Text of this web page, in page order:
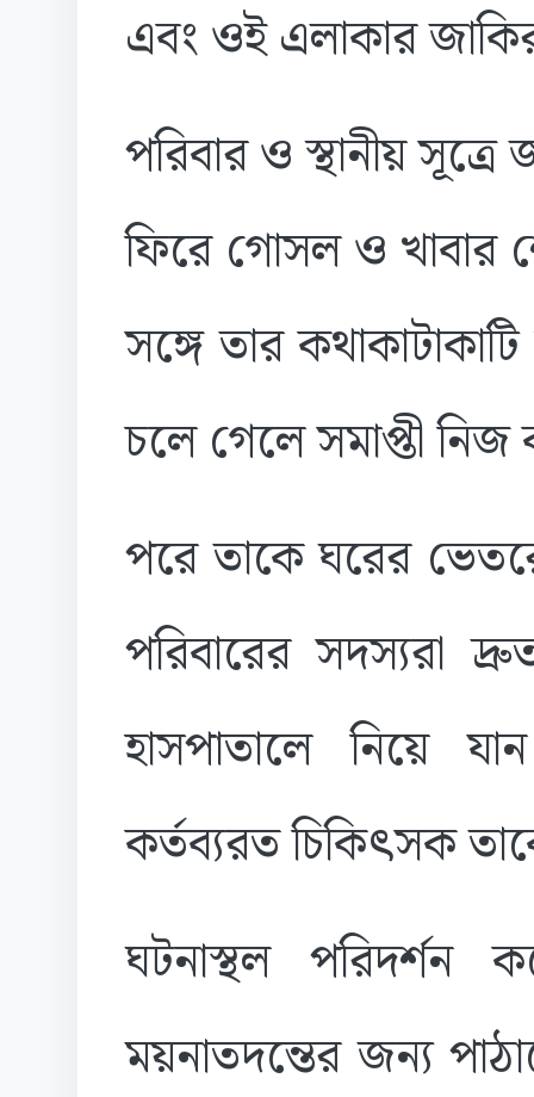
এবং ওই এলাকার
পরিবার ও স্থানীয় সূত্রে
ফিরে গোসল ও খাবার
সঙ্গে তার
চলে গেলে সমাপ্তী নিজ
পরে তাকে ঘরের
পরিবারের সদস্যরা
হাসপাতালে নিয়ে
কর্তব্যরত চিকিৎসক
ঘটনাস্থল পরিদর্শন
ময়নাতদন্তের জন্য